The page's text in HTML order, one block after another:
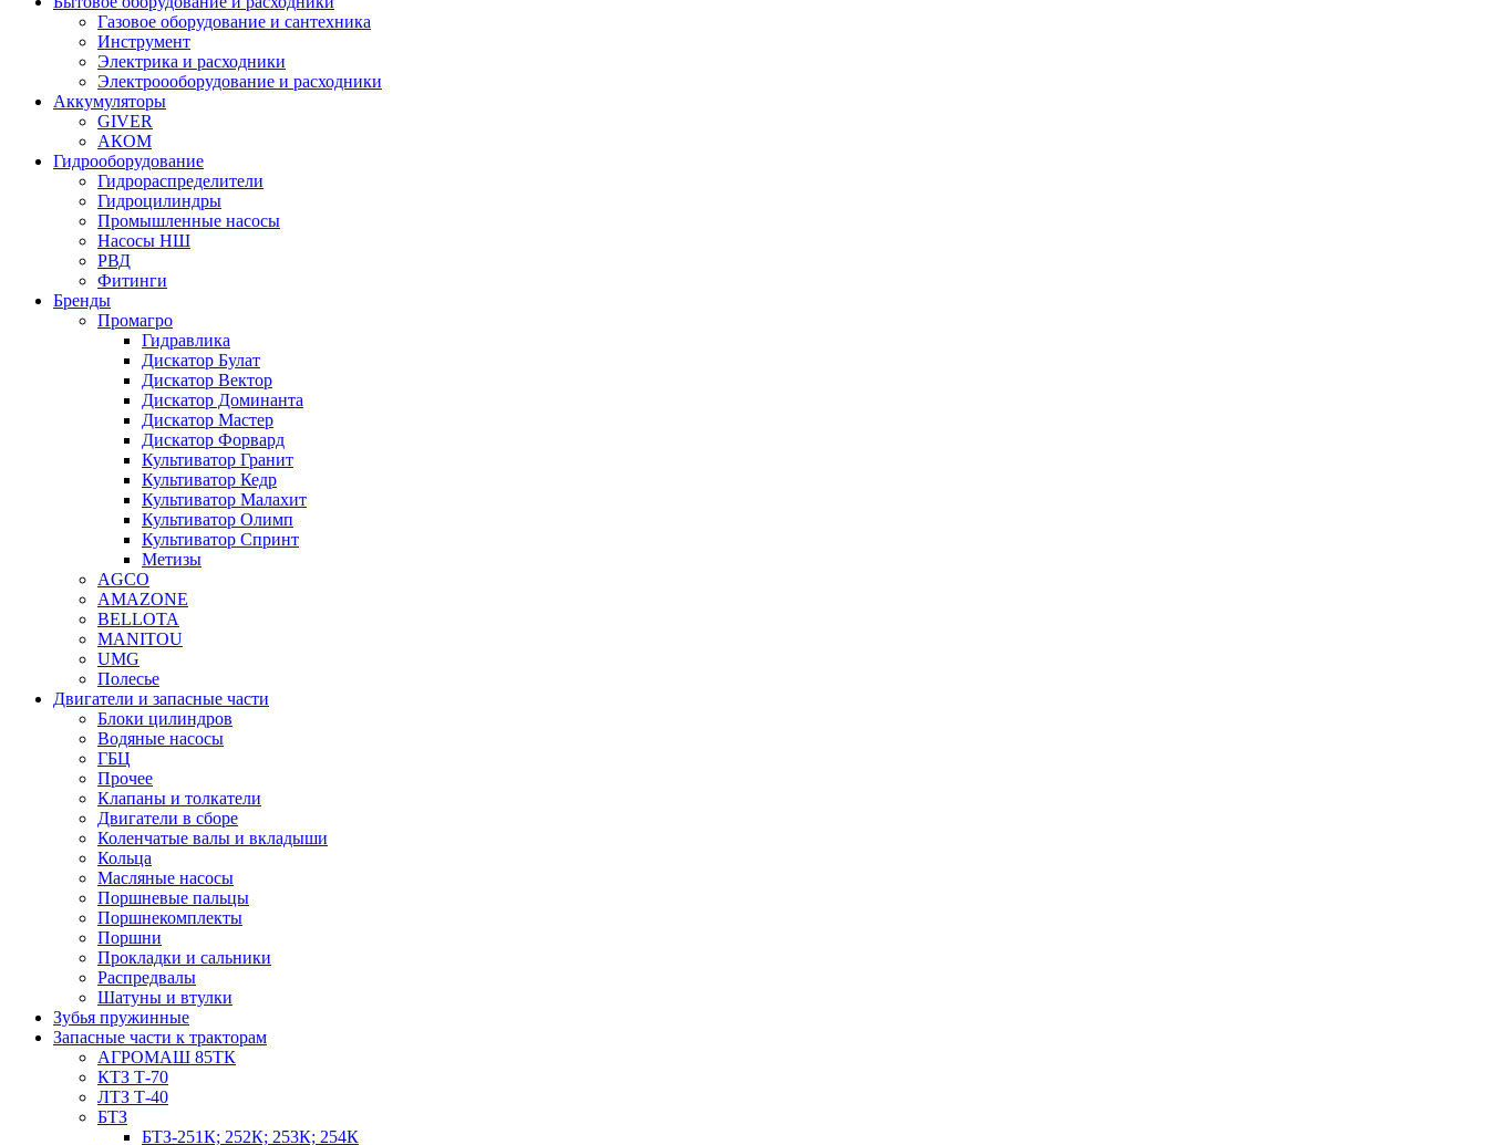
Газовое оборудование и сантехника
Инструмент
Электрика и расходники
Электроооборудование и расходники
Аккумуляторы
GIVER
АКОМ
Гидрооборудование
Гидрораспределители
Гидроцилиндры
Промышленные насосы
Насосы НШ
РВД
Фитинги
Бренды
Промагро
Гидравлика
Дискатор Булат
Дискатор Вектор
Дискатор Доминанта
Дискатор Мастер
Дискатор Форвард
Культиватор Гранит
Культиватор Кедр
Культиватор Малахит
Культиватор Олимп
Культиватор Спринт
Метизы
AGCO
AMAZONE
BELLOTA
MANITOU
UMG
Полесье
Двигатели и запасные части
Блоки цилиндров
Водяные насосы
ГБЦ
Прочее
Клапаны и толкатели
Двигатели в сборе
Коленчатые валы и вкладыши
Кольца
Масляные насосы
Поршневые пальцы
Поршнекомплекты
Поршни
Прокладки и сальники
Распредвалы
Шатуны и втулки
Зубья пружинные
Запасные части к тракторам
АГРОМАШ 85ТК
КТЗ Т-70
ЛТЗ Т-40
БТЗ
БТЗ-251К; 252К; 253К; 254К